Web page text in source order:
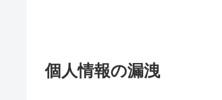
個人情報の漏洩